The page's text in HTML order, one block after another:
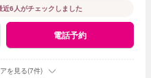
近6人がチェックしました
電話予約
を見る(7件)